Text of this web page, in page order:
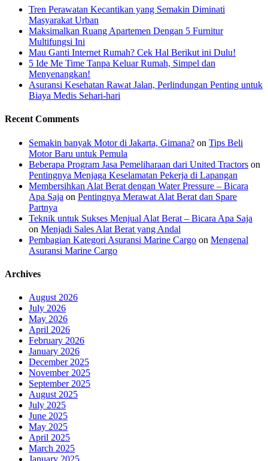
Tren Perawatan Kecantikan yang Semakin Diminati
Masyarakat Urban
Maksimalkan Ruang Apartemen Dengan 5 Furnitur
Multifungsi Ini
Mau Ganti Internet Rumah? Cek Hal Berikut ini Dulu!
5 Ide Me Time Tanpa Keluar Rumah, Simpel dan
Menyenangkan!
Asuransi Kesehatan Rawat Jalan, Perlindungan Penting untuk
Biaya Medis Sehari-hari
Recent Comments
Semakin banyak Motor di Jakarta, Gimana? on Tips Beli
Motor Baru untuk Pemula
Beberapa Program Jasa Pemeliharaan dari United Tractors on
Pentingnya Menjaga Keselamatan Pekerja di Lapangan
Membersihkan Alat Berat dengan Water Pressure – Bicara
Apa Saja on Pentingnya Merawat Alat Berat dan Spare
Partnya
Teknik untuk Sukses Menjual Alat Berat – Bicara Apa Saja
on Menjadi Sales Alat Berat yang Andal
Pembagian Kategori Asuransi Marine Cargo on Mengenal
Asuransi Marine Cargo
Archives
August 2026
July 2026
May 2026
April 2026
February 2026
January 2026
December 2025
November 2025
September 2025
August 2025
July 2025
June 2025
May 2025
April 2025
March 2025